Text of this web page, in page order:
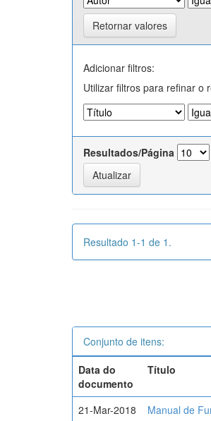
Retornar valores
Adicionar filtros:
Utilizar filtros para refinar o
Resultados/Página
Resultado 1-1 de 1.
Conjunto de itens:
Data do
documento
Título
21-Mar-2018 Manual de